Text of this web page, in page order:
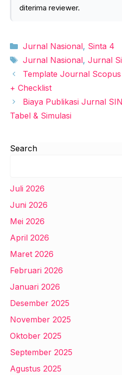
diterima reviewer.
Kategori
Jurnal Nasional, Sinta 4
Tag
Jurnal Nasional, Jurnal
Template Journal
+ Checklist
Biaya Publikasi Jurnal
Tabel & Simulasi
Search
Juli 2026
Juni 2026
Mei 2026
April 2026
Maret 2026
Februari 2026
Januari 2026
Desember 2025
November 2025
Oktober 2025
September 2025
Agustus 2025